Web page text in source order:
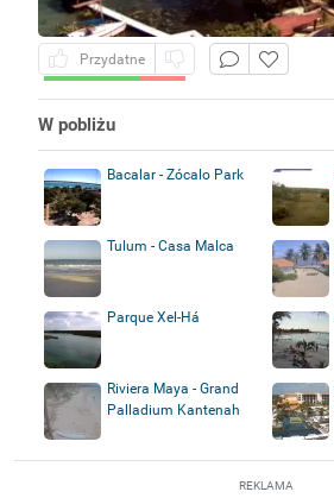
Przydatne
W pobliżu
Bacalar - Zócalo Park
Tulum - Casa Malca
Parque Xel-Há
Riviera Maya - Grand
Palladium Kantenah
REKLAMA